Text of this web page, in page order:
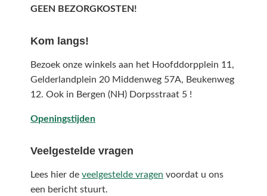
GEEN BEZORGKOSTEN!
Kom langs!
Bezoek onze winkels aan het Hoofddorpplein 11,
Gelderlandplein 20 Middenweg 57A, Beukenweg
12.Ook in Bergen (NH) Dorpsstraat 5 !
Openingstijden
Veelgestelde vragen
Lees hier deveelgestelde vragen voordat u ons
een bericht stuurt.